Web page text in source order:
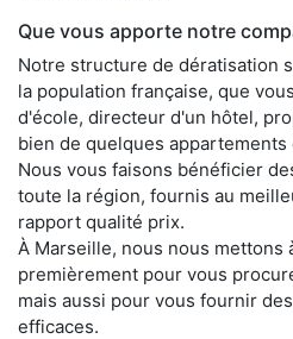
Que vous apporte notre
Notre structure de dératisation
la population française, que
d'école, directeur d'un hôtel,
bien de quelques appartements
Nous vous faisons bénéficier
toute la région, fournis au
rapport qualité prix.
À Marseille, nous nous
premièrement pour vous
mais aussi pour vous fournir
efficaces.